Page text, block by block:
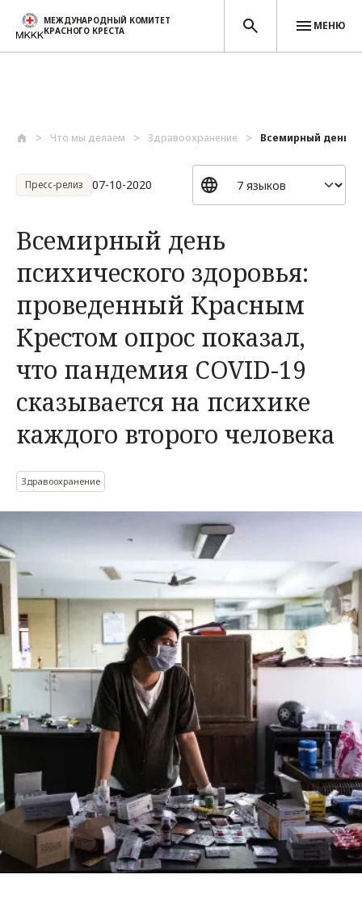
МЕЖДУНАРОДНЫЙ КОМИТЕТ
КРАСНОГО КРЕСТА
МЕНЮ
Что мы делаем Здравоохранение Всемирный день
Пресс-релиз 07-10-2020
Всемирный день
психического здоровья:
проведенный Красным
Крестом опрос показал,
что пандемия COVID-19
сказывается на психике
каждого второго человека
Здравоохранение